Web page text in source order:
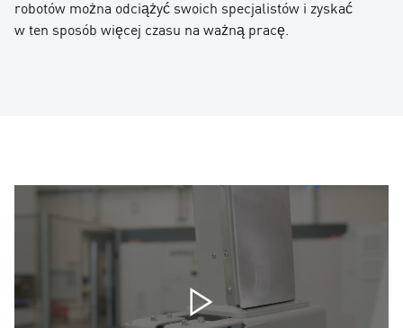
robotów można odciążyć swoich specjalistów i zyskać
w ten sposób więcej czasu na ważną pracę.